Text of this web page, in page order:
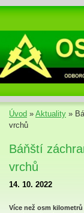
Úvod » Aktuality »
vrchů
Báňští
vrchů
14. 10. 2022
Více než osm